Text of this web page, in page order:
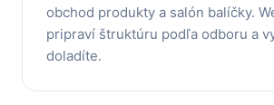
obchod produkty a salón balíčky.
pripraví štruktúru podľa odboru a
doladíte.